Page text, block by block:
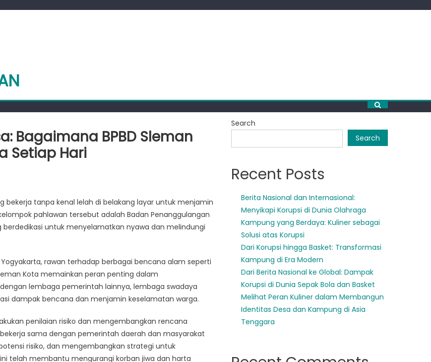
Bagaimana BPBD Sleman
Setiap Hari
bekerja tanpa kenal lelah di belakang layar untuk menjamin
pahlawan tersebut adalah Badan Penanggulangan
berdedikasi untuk menyelamatkan nyawa dan melindungi
rawan terhadap berbagai bencana alam seperti
Kota memainkan peran penting dalam
lembaga pemerintah lainnya, lembaga swadaya
dampak bencana dan menjamin keselamatan warga.
penilaian risiko dan mengembangkan rencana
sama dengan pemerintah daerah dan masyarakat
risiko, dan mengembangkan strategi untuk
telah membantu mengurangi korban jiwa dan harta
Search
Search
Recent Posts
Berita Nasional dan Internasional:
Menyikapi Korupsi di Dunia Olahraga
Kampung yang Berdaya: Kuliner sebagai
Solusi atas Korupsi
Dari Korupsi hingga Basket: Transformasi
Kampung di Era Modern
Dari Berita Nasional ke Global: Dampak
Korupsi di Dunia Sepak Bola dan Basket
Melihat Peran Kuliner dalam Membangun
Identitas Desa dan Kampung di Asia
Tenggara